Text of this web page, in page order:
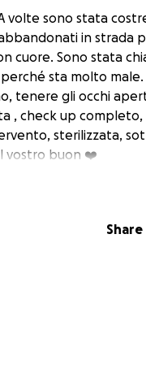
volte sono stata
in strada
cuore. Sono stata
sta molto male.
tenere gli occhi
, check up completo,
sterilizzata,
vostro buon ❤️
Share